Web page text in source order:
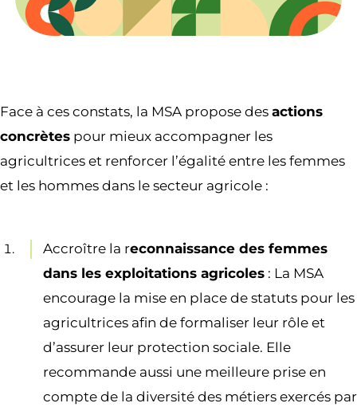
Face à ces constats, la MSA propose des actions
concrètes pour mieux accompagner les
agricultrices et renforcer l’égalité entre les femmes
et les hommes dans le secteur agricole :
Accroître la reconnaissance des femmes
dans les exploitations agricoles : La MSA
encourage la mise en place de statuts pour les
agricultrices afin de formaliser leur rôle et
d’assurer leur protection sociale. Elle
recommande aussi une meilleure prise en
compte de la diversité des métiers exercés par